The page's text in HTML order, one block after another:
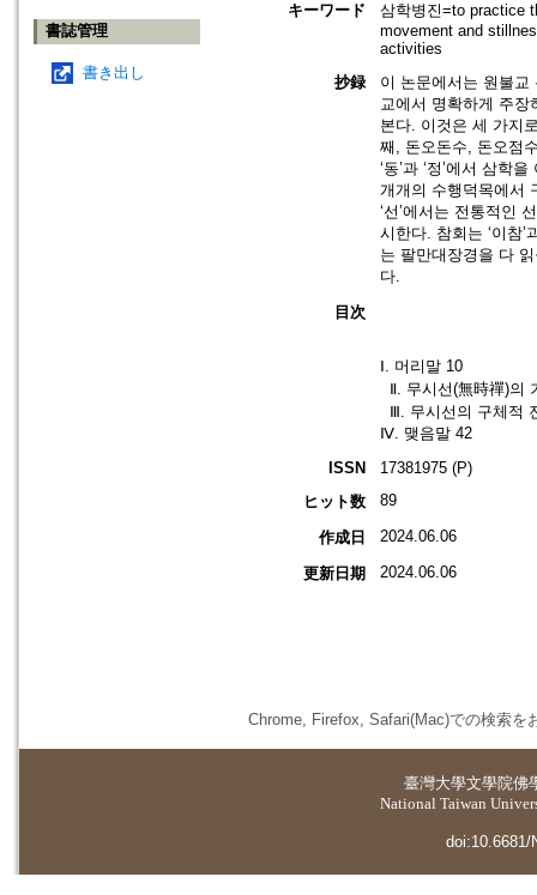
書誌管理
書き出し
キーワード
삼학병진=to practice
movement and
activities
抄録
이 논문에서는 원불
교에서 명확하게 주
본다. 이것은 세 가지
째, 돈오돈수, 돈오점
‘동’과 ‘정’에서 삼학
개개의 수행덕목에서
‘선’에서는 전통적인
시한다. 참회는 ‘이참’
는 팔만대장경을 다
다.
目次
Ⅰ. 머리말 10
Ⅱ. 무시선(無時禪)의
Ⅲ. 무시선의 구체적
Ⅳ. 맺음말 42
ISSN
17381975 (P)
ヒット数
89
作成日 2024.06.06
更新日期 2024.06.06
Chrome, Firefox, Safari(Mac)での検索を
臺灣大學文學院佛
National Taiwan
doi:10.6681/